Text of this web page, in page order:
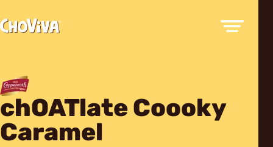
chOATlate Coooky
Caramel